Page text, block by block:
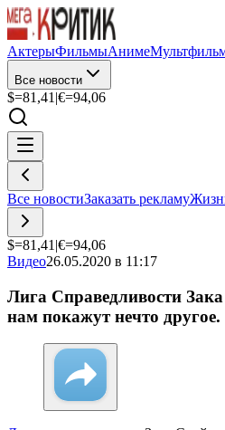
АктерыФильмыАниме
Все новости
$=81,41 |€=94,06
Все новостиЗаказать рекламу
$=81,41 |€=94,06
Видео26.05.2020 в 11:17
Лига Справедливости
нам покажут нечто другое.